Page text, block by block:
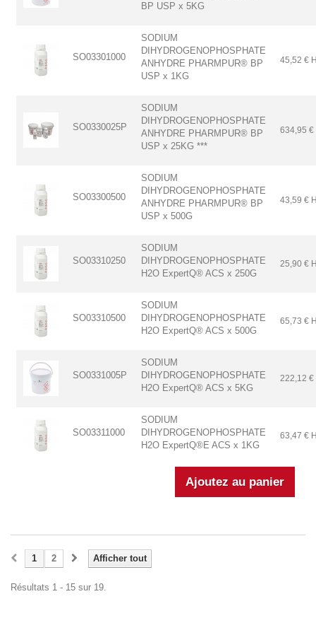
BP USP x 5KG
SO03301000
SODIUM
DIHYDROGENOPHOSPHATE
ANHYDRE PHARMPUR® BP
USP x 1KG
45,52 €
SO0330025P
SODIUM
DIHYDROGENOPHOSPHATE
ANHYDRE PHARMPUR® BP
USP x 25KG ***
634,95 €
SO03300500
SODIUM
DIHYDROGENOPHOSPHATE
ANHYDRE PHARMPUR® BP
USP x 500G
43,59 €
SO03310250
SODIUM
DIHYDROGENOPHOSPHATE
H2O ExpertQ® ACS x 250G
25,90 €
SO03310500
SODIUM
DIHYDROGENOPHOSPHATE
H2O ExpertQ® ACS x 500G
65,73 €
SO0331005P
SODIUM
DIHYDROGENOPHOSPHATE
H2O ExpertQ® ACS x 5KG
222,12 €
SO03311000
SODIUM
DIHYDROGENOPHOSPHATE
H2O ExpertQ®E ACS x 1KG
63,47 €
Afficher tout
1 2
Résultats 1 - 15 sur 19.